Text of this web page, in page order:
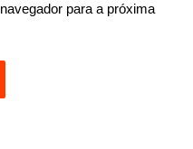
para a próxima